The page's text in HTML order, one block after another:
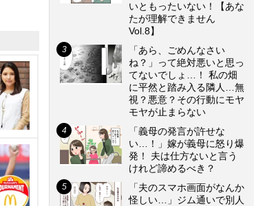
いともったいない！【あな
たが理解できません
Vol.8】
「あら、ごめんなさい
ね？」って絶対悪いと思っ
てないでしょ…！ 私の畑
に平然と踏み入る隣人…無
視？悪意？その行動にモヤ
モヤが止まらない
「義母の発言が許せな
い…！」嫁が義母に怒り爆
発！ 夫は仕方ないと言う
けれど諦めるべき？
「夫のスマホ画面がなんか
怪しい…」ジム通いで別人